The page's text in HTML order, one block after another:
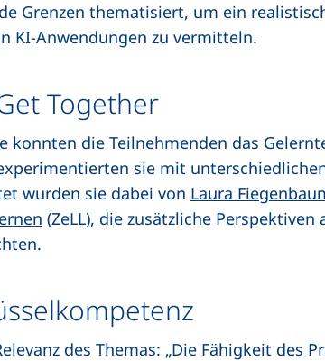
Grenzen thematisiert, um ein
KI-Anwendungen zu vermitteln.
Together
konnten die Teilnehmenden das
sie mit
wurden sie dabei von Laura
(ZeLL), die zusätzliche
des Themas: „Die Fähigkeit des